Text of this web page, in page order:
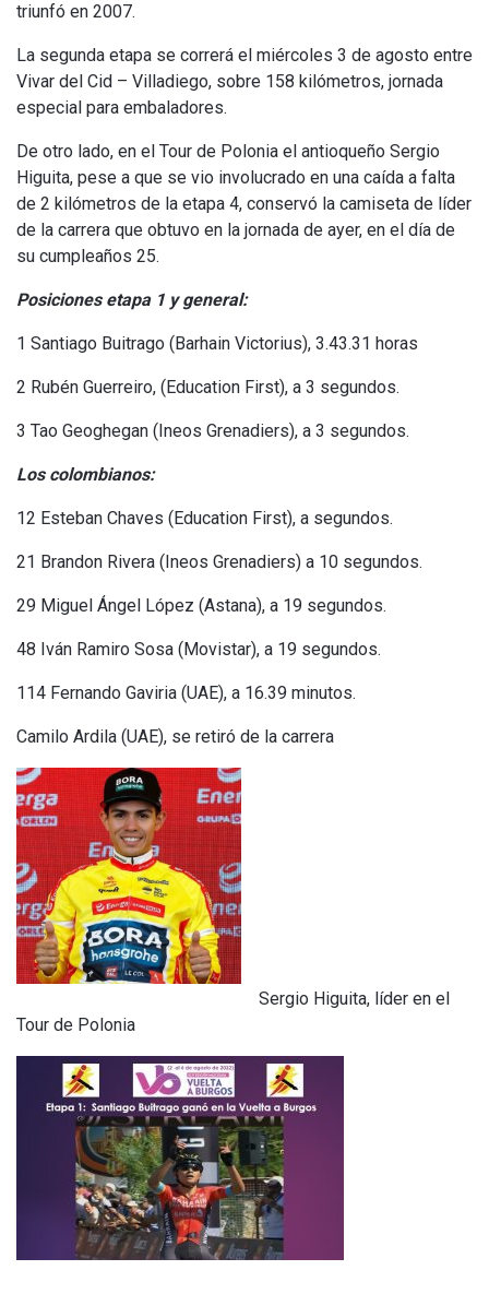
triunfó en 2007.
La segunda etapa se correrá el miércoles 3 de agosto entre
Vivar del Cid – Villadiego, sobre 158 kilómetros, jornada
especial para embaladores.
De otro lado, en el Tour de Polonia el antioqueño Sergio
Higuita, pese a que se vio involucrado en una caída a falta
de 2 kilómetros de la etapa 4, conservó la camiseta de líder
de la carrera que obtuvo en la jornada de ayer, en el día de
su cumpleaños 25.
Posiciones etapa 1 y general:
1 Santiago Buitrago (Barhain Victorius), 3.43.31 horas
2 Rubén Guerreiro, (Education First), a 3 segundos.
3 Tao Geoghegan (Ineos Grenadiers), a 3 segundos.
Los colombianos:
12 Esteban Chaves (Education First), a segundos.
21 Brandon Rivera (Ineos Grenadiers) a 10 segundos.
29 Miguel Ángel López (Astana), a 19 segundos.
48 Iván Ramiro Sosa (Movistar), a 19 segundos.
114 Fernando Gaviria (UAE), a 16.39 minutos.
Camilo Ardila (UAE), se retiró de la carrera
Sergio Higuita, líder en el
Tour de Polonia